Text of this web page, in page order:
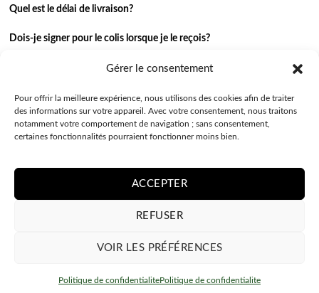
Gérer le consentement
Pour offrir la meilleure expérience, nous utilisons des cookies afin de traiter
des informations sur votre appareil. Avec votre consentement, nous traitons
notamment votre comportement de navigation ; sans consentement,
certaines fonctionnalités pourraient fonctionner moins bien.
ACCEPTER
REFUSER
VOIR LES PRÉFÉRENCES
Politique de confidentialitePolitique de confidentialite
Quel est le délai de livraison?
Dois-je signer pour le colis lorsque je le reçois?
Je n’ai pas reçu ma commande.
J’ai une autre question.
Contactez-nous
Copyright 2026 ©Coquepersonnalisee.be